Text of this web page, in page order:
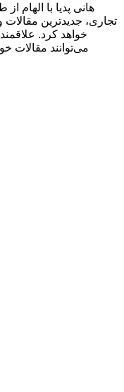
هانی پدیا با الهام
تجاری، جدیدترین
خواهد کرد.
می‌توانند مقالات